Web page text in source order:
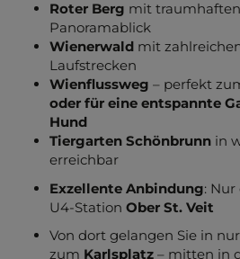
Roter Berg mit
Panoramablick
Wienerwald mit
Laufstrecken
Wienflussweg – perfekt
oder für eine entspannte
Hund
Tiergarten Schönbrunn in
erreichbar
Exzellente Anbindung: Nur
U4-Station Ober St. Veit
Von dort gelangen Sie in nur
zum Karlsplatz – mitten in